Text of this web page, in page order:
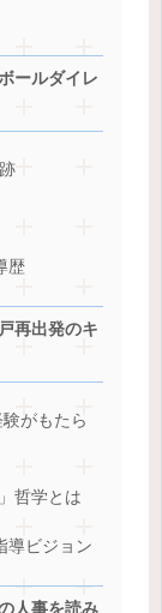
ールダイレ
歴
再出発のキ
がもたら
哲学とは
導ビジョン
人事を読み